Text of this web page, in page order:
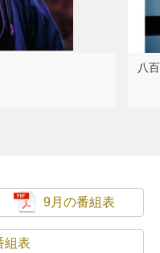
八
9月の番組表
組表